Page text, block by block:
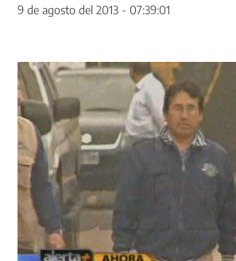
9 de agosto del 2013 - 07:39:01